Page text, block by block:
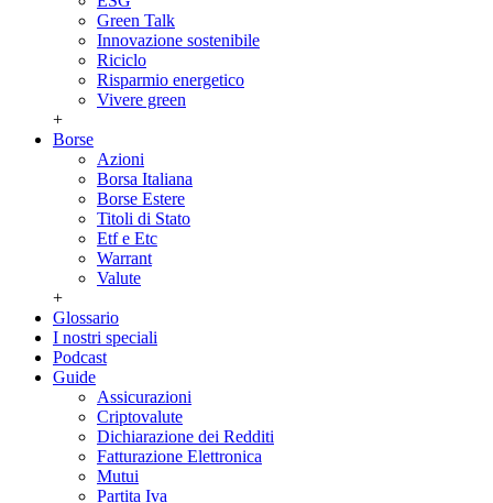
Green Talk
Innovazione sostenibile
Riciclo
Risparmio energetico
Vivere green
+
Borse
Azioni
Borsa Italiana
Borse Estere
Titoli di Stato
Etf e Etc
Warrant
Valute
+
Glossario
I nostri speciali
Podcast
Guide
Assicurazioni
Criptovalute
Dichiarazione dei Redditi
Fatturazione Elettronica
Mutui
Partita Iva